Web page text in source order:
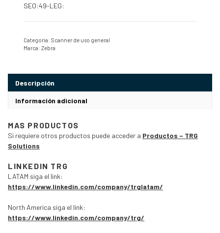
SEO:49-LEG:
Categoría: Scanner de uso general
Marca: Zebra
Descripción
Información adicional
MAS PRODUCTOS
Si requiere otros productos puede acceder a Productos – TRG
Solutions
LINKEDIN TRG
LATAM siga el link:
https://www.linkedin.com/company/trglatam/
North America siga el link:
https://www.linkedin.com/company/trg/